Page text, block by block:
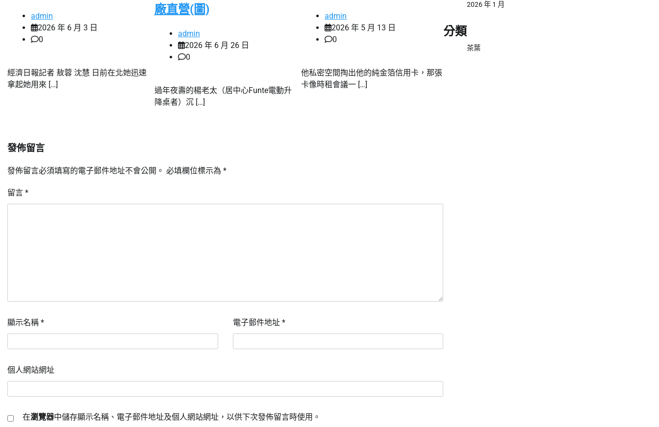
admin
2026 年 6 月 3 日
0
經濟日報記者 敖蓉 沈慧 日前在北她迅速
拿起她用來 […]
廠直營(圖)
admin
2026 年 6 月 26 日
0
過年夜壽的楊老太（居中心Funte電動升
降桌者）沉 […]
admin
2026 年 5 月 13 日
0
他私密空間掏出他的純金箔信用卡，那張
卡像時租會議一 […]
發佈留言
發佈留言必須填寫的電子郵件地址不會公開。 必填欄位標示為 *
留言 *
顯示名稱 * 電子郵件地址 *
個人網站網址
在瀏覽器中儲存顯示名稱、電子郵件地址及個人網站網址，以供下次發佈留言時使用。
2026 年 1 月
分類
茶葉